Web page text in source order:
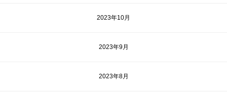
2023年10月
2023年9月
2023年8月